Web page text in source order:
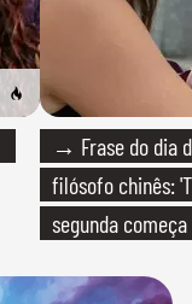
→ Frase do dia
filósofo chinês:
segunda